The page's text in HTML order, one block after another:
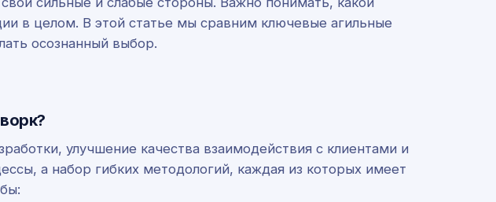
в целом. В этой статье мы сравним ключевые агильные
осознанный выбор.
улучшение качества взаимодействия с клиентами и
а набор гибких методологий, каждая из которых имеет